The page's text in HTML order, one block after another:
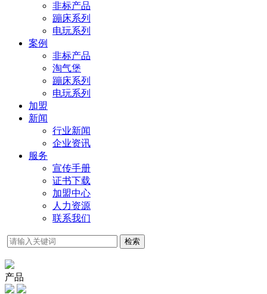
非标产品
蹦床系列
电玩系列
案例
非标产品
淘气堡
蹦床系列
电玩系列
加盟
新闻
行业新闻
企业资讯
服务
宣传手册
证书下载
加盟中心
人力资源
联系我们
检索
产品